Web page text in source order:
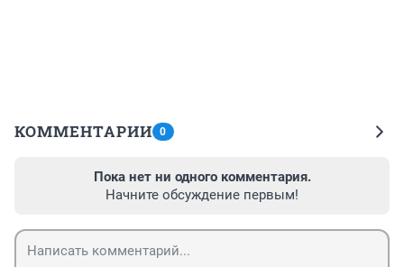
КОММЕНТАРИИ 0
Пока нет ни одного комментария.
Начните обсуждение первым!